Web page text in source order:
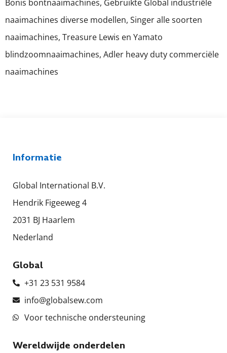
Bonis bontnaaimachines, Gebruikte Global industriële
naaimachines diverse modellen, Singer alle soorten
naaimachines, Treasure Lewis en Yamato
blindzoomnaaimachines, Adler heavy duty commerciële
naaimachines
Informatie
Global International B.V.
Hendrik Figeeweg 4
2031 BJ Haarlem
Nederland
Global
+31 23 531 9584
info@globalsew.com
Voor technische ondersteuning
Wereldwijde onderdelen